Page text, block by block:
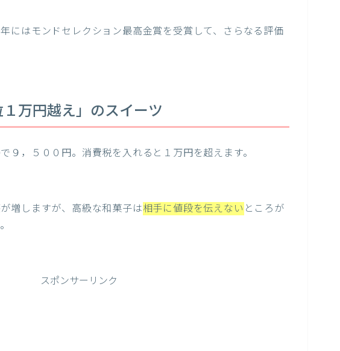
にはモンドセレクション最高金賞を受賞して、さらなる評価
万円越え」のスイーツ
９，５００円。消費税を入れると１万円を超えます。
増しますが、高級な和菓子は相手に値段を伝えない ところが
スポンサーリンク